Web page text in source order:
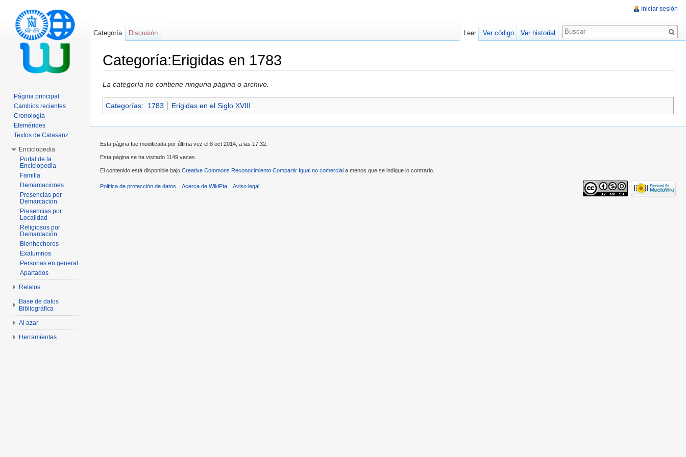
Categoría:Erigidas en 1783
La categoría no contiene ninguna página o archivo.
Categorías: 1783 Erigidas en el Siglo XVIII
Iniciar sesión
Categoría Discusión Leer Ver código Ver historial
Página principal
Cambios recientes
Cronología
Efemérides
Textos de Calasanz
Enciclopedia
Portal de la
Enciclopedia
Familia
Demarcaciones
Presencias por
Demarcación
Presencias por
Localidad
Religiosos por
Demarcación
Bienhechores
Exalumnos
Personas en general
Apartados
Relatos
Base de datos
Bibliográfica
Al azar
Herramientas
Esta página fue modificada por última vez el 8 oct 2014, a las 17:32.
Esta página se ha visitado 1149 veces.
El contenido está disponible bajo Creative Commons Reconocimiento Compartir Igual no comercial a menos que se indique lo contrario.
Política de protección de datos Acerca de WikiPía Aviso legal